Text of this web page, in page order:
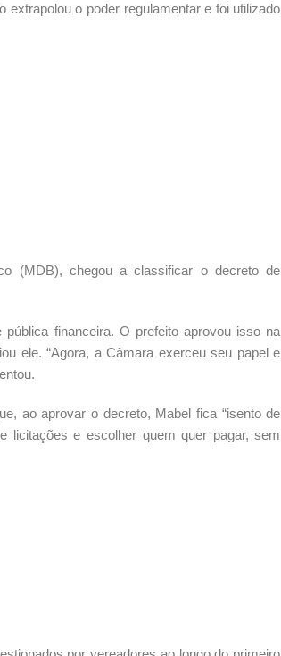
extrapolou o poder regulamentar e foi utilizado
(MDB), chegou a classificar o decreto de
financeira. O prefeito aprovou isso na
ele. “Agora, a Câmara exerceu seu papel e
ao aprovar o decreto, Mabel fica “isento de
licitações e escolher quem quer pagar, sem